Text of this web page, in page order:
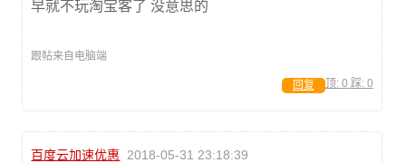
早就不玩淘宝客了 没意思的
跟帖来自电脑端
顶: 0 踩: 0
回复
百度云加速优惠 2018-05-31 23:18:39